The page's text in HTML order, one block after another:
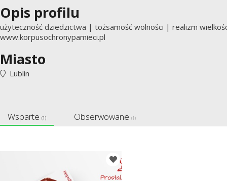
Opis profilu
użyteczność dziedzictwa | tożsamość wolności | realizm
www.korpusochronypamieci.pl
Miasto
Lublin
Wsparte (1) Obserwowane (1)